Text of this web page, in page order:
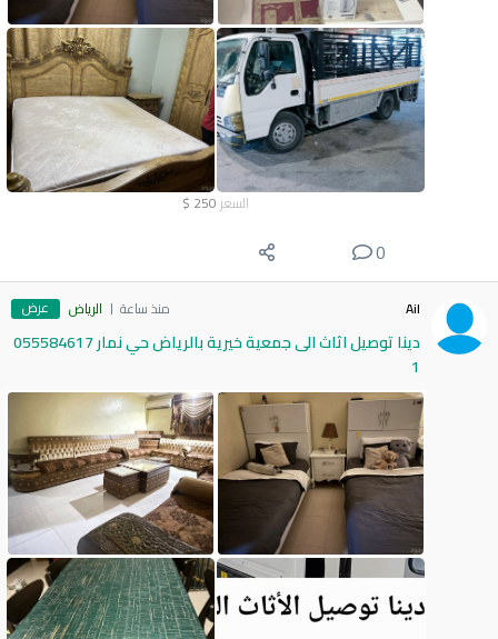
السعر 250
$
0
Ail منذ ساعة الرياض عرض
دينا توصيل اثاث الى جمعية خيرية بالرياض حي نمار 055584617
1